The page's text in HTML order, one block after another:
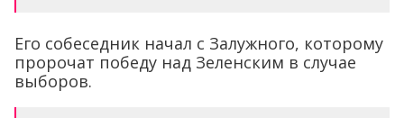
Его собеседник начал с Залужного, которому
пророчат победу над Зеленским в случае
выборов.